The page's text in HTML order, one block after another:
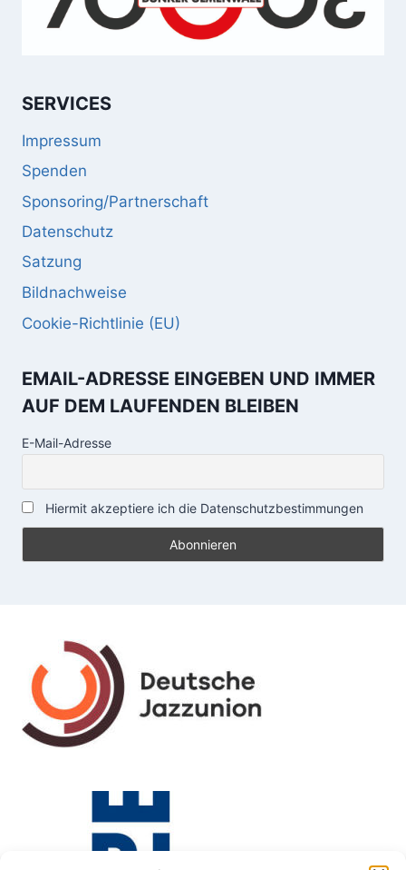
SERVICES
Impressum
Spenden
Sponsoring/Partnerschaft
Datenschutz
Satzung
Bildnachweise
Cookie-Richtlinie (EU)
EMAIL-ADRESSE EINGEBEN UND IMMER
AUF DEM LAUFENDEN BLEIBEN
E-Mail-Adresse
Hiermit akzeptiere ich die Datenschutzbestimmungen